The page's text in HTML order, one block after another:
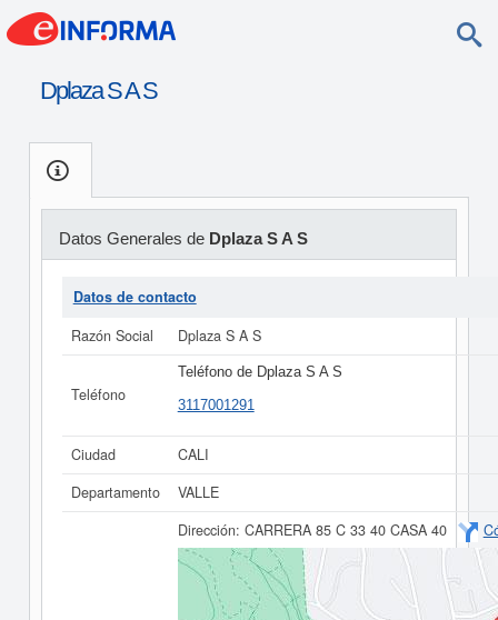
Dplaza S A S
Datos Generales de Dplaza S A S
Datos de contacto
Razón Social
Dplaza S A S
Teléfono
Teléfono de Dplaza S A S
3117001291
Ciudad
CALI
Departamento
VALLE
Dirección: CARRERA 85 C 33 40 CASA 40